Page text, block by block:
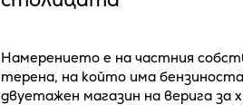
Намерението е на частния
терена, на който има
двуетажен магазин на верига за